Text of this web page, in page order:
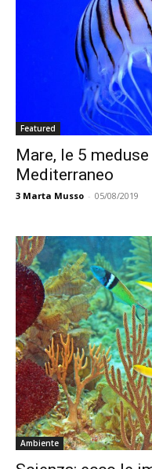
Featured
Mare, le 5
Mediterraneo
3 Marta Musso - 05/08/2019
Ambiente